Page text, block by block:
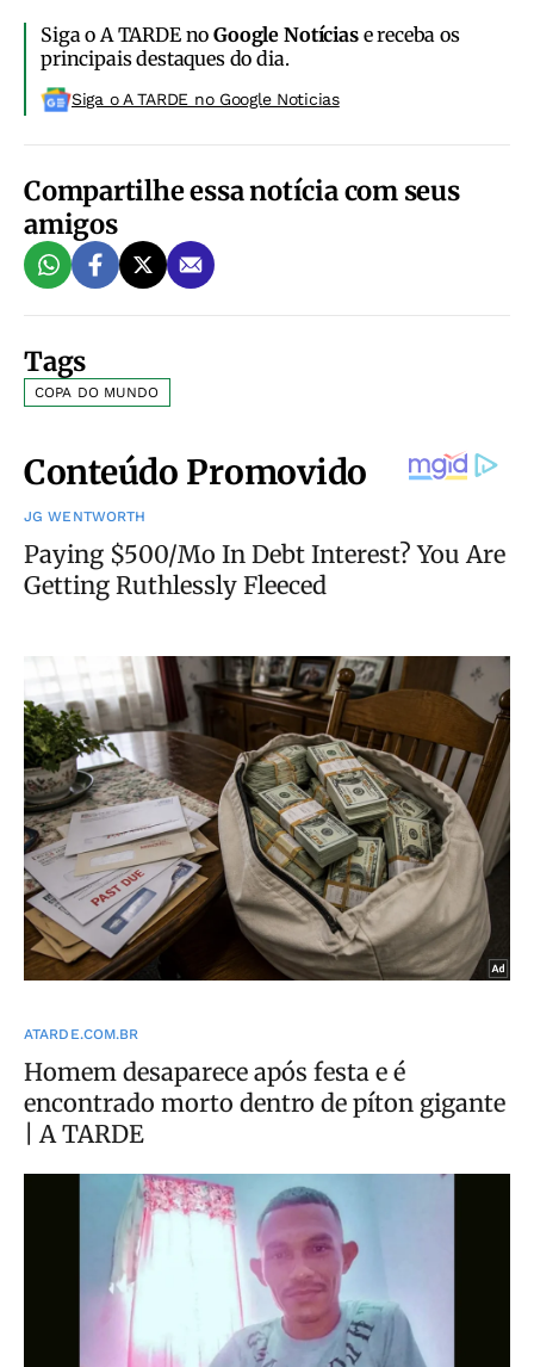
Siga o A TARDE noGoogle Notíciase receba os
principais destaques do dia.
Siga o A TARDE no Google Noticias
Compartilhe essa notícia com seus
amigos
Tags
COPA DO MUNDO